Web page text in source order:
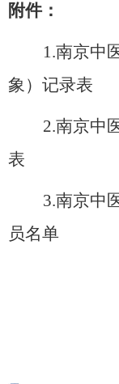
附件：
1.南京中
象）记录表
2.南京中
表
3.南京中
员名单